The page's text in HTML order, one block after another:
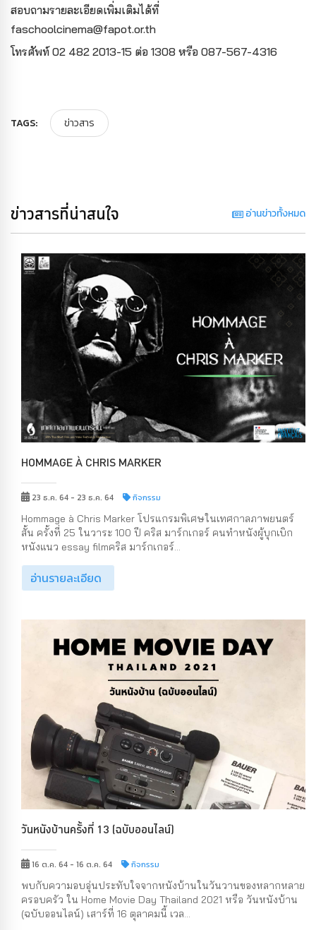
สอบถามรายละเอียดเพิ่มเติมได้ที่
faschoolcinema@fapot.or.th
โทรศัพท์ 02 482 2013-15 ต่อ 1308 หรือ 087-567-4316
TAGS: ข่าวสาร
ข่าวสารที่น่าสนใจ อ่านข่าวทั้งหมด
HOMMAGE À CHRIS MARKER
23 ธ.ค. 64 - 23 ธ.ค. 64 กิจกรรม
Hommage à Chris Marker โปรแกรมพิเศษในเทศกาลภาพยนตร์
สั้น ครั้งที่ 25 ในวาระ 100 ปี คริส มาร์กเกอร์ คนทำหนังผู้บุกเบิก
หนังแนว essay filmคริส มาร์กเกอร์...
อ่านรายละเอียด
วันหนังบ้านครั้งที่ 13 (ฉบับออนไลน์)
16 ต.ค. 64 - 16 ต.ค. 64 กิจกรรม
พบกับความอบอุ่นประทับใจจากหนังบ้านในวันวานของหลากหลาย
ครอบครัว ใน Home Movie Day Thailand 2021 หรือ วันหนังบ้าน
(ฉบับออนไลน์) เสาร์ที่ 16 ตุลาคมนี้ เวล...